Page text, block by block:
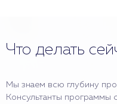
Что делать
Мы знаем всю глубину
Консультанты